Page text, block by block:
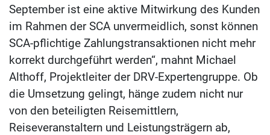
September ist eine aktive Mitwirkung des Kunden
im Rahmen der SCA unvermeidlich, sonst können
SCA-pflichtige Zahlungstransaktionen nicht mehr
korrekt durchgeführt werden“, mahnt Michael
Althoff, Projektleiter der DRV-Expertengruppe. Ob
die Umsetzung gelingt, hänge zudem nicht nur
von den beteiligten Reisemittlern,
Reiseveranstaltern und Leistungsträgern ab,